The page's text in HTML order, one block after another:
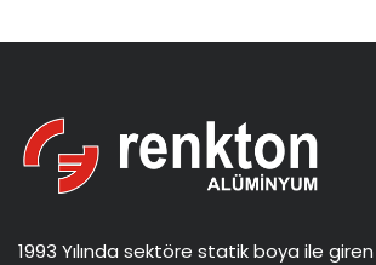
1993 Yılında sektöre statik boya ile